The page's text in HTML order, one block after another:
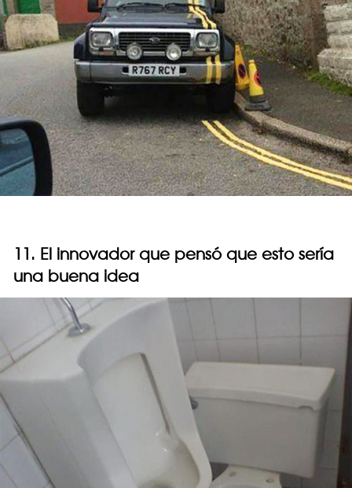
11. El innovador que pensó que esto sería
una buena idea